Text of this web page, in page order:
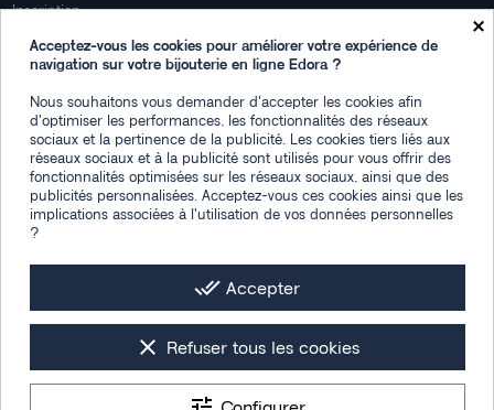
Inscription
Mon espace
Suivi de commande
Connexion
Créez votre compte
Des questions
Contactez-nous
Facebook
Instagram
LinkedIn
×
Acceptez-vous les cookies pour améliorer votre expérience de
navigation sur votre bijouterie en ligne Edora ?
Nous souhaitons vous demander d'accepter les cookies afin
d'optimiser les performances, les fonctionnalités des réseaux
sociaux et la pertinence de la publicité. Les cookies tiers liés aux
réseaux sociaux et à la publicité sont utilisés pour vous offrir des
fonctionnalités optimisées sur les réseaux sociaux, ainsi que des
publicités personnalisées. Acceptez-vous ces cookies ainsi que les
implications associées à l'utilisation de vos données personnelles
?
done_all Accepter
clear Refuser tous les cookies